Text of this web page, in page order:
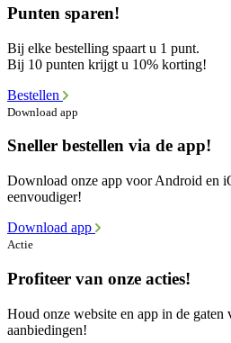
Punten sparen!
Bij elke bestelling spaart u 1 punt.
Bij 10 punten krijgt u 10% korting!
Bestellen
Download app
Sneller bestellen via de app!
Download onze app voor Android en
eenvoudiger!
Download app
Actie
Profiteer van onze acties!
Houd onze website en app in de gaten
aanbiedingen!